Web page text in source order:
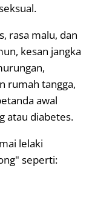
rasa malu, dan
kesan jangka
rumah tangga,
awal
atau diabetes.
lelaki
seperti: